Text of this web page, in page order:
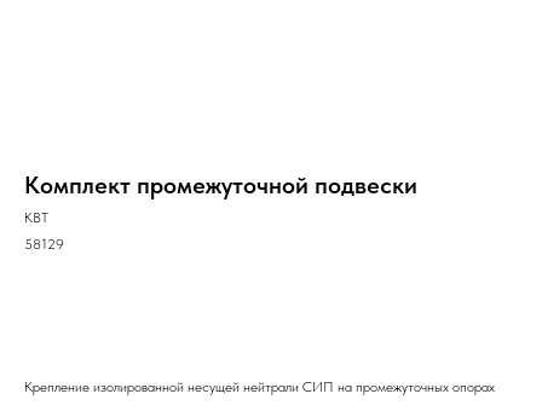
Комплект промежуточной подвески
КВТ
58129
Крепление изолированной несущей нейтрали СИП на промежуточных опорах